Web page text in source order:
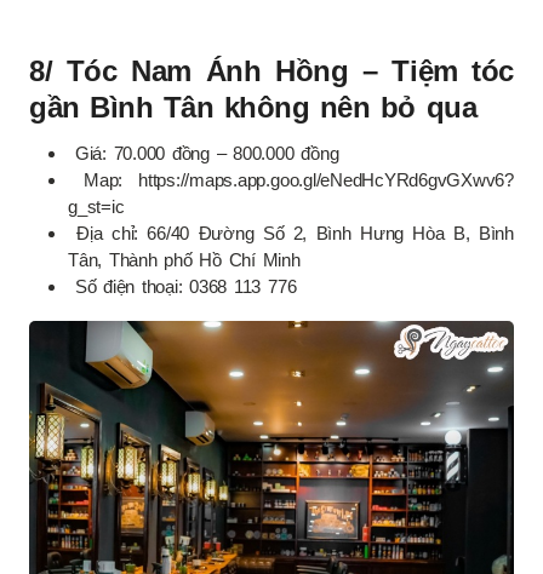
8/ Tóc Nam Ánh Hồng – Tiệm tóc
gần Bình Tân không nên bỏ qua
Giá: 70.000 đồng – 800.000 đồng
Map: https://maps.app.goo.gl/eNedHcYRd6gvGXwv6?
g_st=ic
Địa chỉ: 66/40 Đường Số 2, Bình Hưng Hòa B, Bình
Tân, Thành phố Hồ Chí Minh
Số điện thoại: 0368 113 776